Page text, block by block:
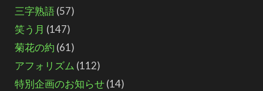
三字熟語(57)
笑う月 (147)
菊花の約 (61)
アフォリズム (112)
特別企画のお知らせ(14)